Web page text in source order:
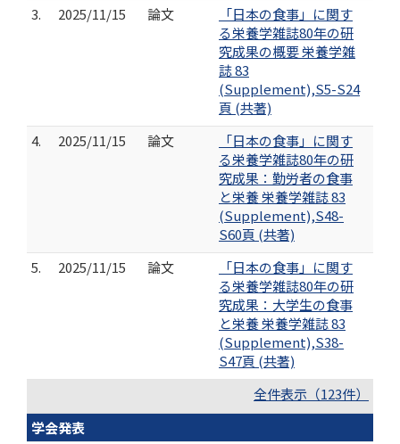
3.
2025/11/15 論文
「日本の食事」に関す
る栄養学雑誌80年の研
究成果の概要 栄養学雑
誌 83
(Supplement),S5-S24
頁 (共著)
4.
2025/11/15 論文
「日本の食事」に関す
る栄養学雑誌80年の研
究成果：勤労者の食事
と栄養 栄養学雑誌 83
(Supplement),S48-
S60頁 (共著)
5.
2025/11/15 論文
「日本の食事」に関す
る栄養学雑誌80年の研
究成果：大学生の食事
と栄養 栄養学雑誌 83
(Supplement),S38-
S47頁 (共著)
全件表示（123件）
学会発表